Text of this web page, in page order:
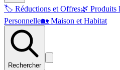
🏷️ Réductions et Offres🌿 Produits
Personnelle🏡 Maison et Habitat
Rechercher